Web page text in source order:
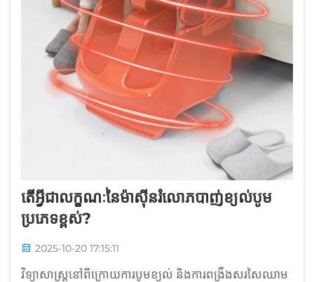
តើអ្វីជាលក្ខណៈនៃម៉ាស៊ីនរំលោភបាញ់ខ្យល់បូម
ប្រភេទខ្ពស់?
2025-10-20 17:15:11
វិទ្យាសាស្ត្រនៅពីក្រោយការបូមខ្យល់ និងការពង្រឹងសរសៃឈាម